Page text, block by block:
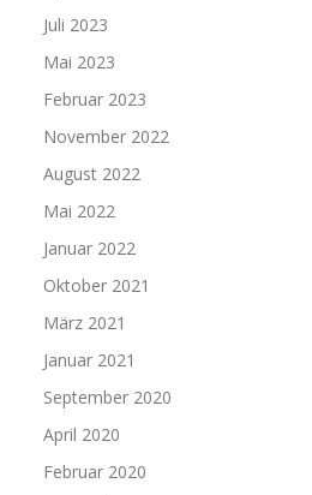
Juli 2023
Mai 2023
Februar 2023
November 2022
August 2022
Mai 2022
Januar 2022
Oktober 2021
März 2021
Januar 2021
September 2020
April 2020
Februar 2020